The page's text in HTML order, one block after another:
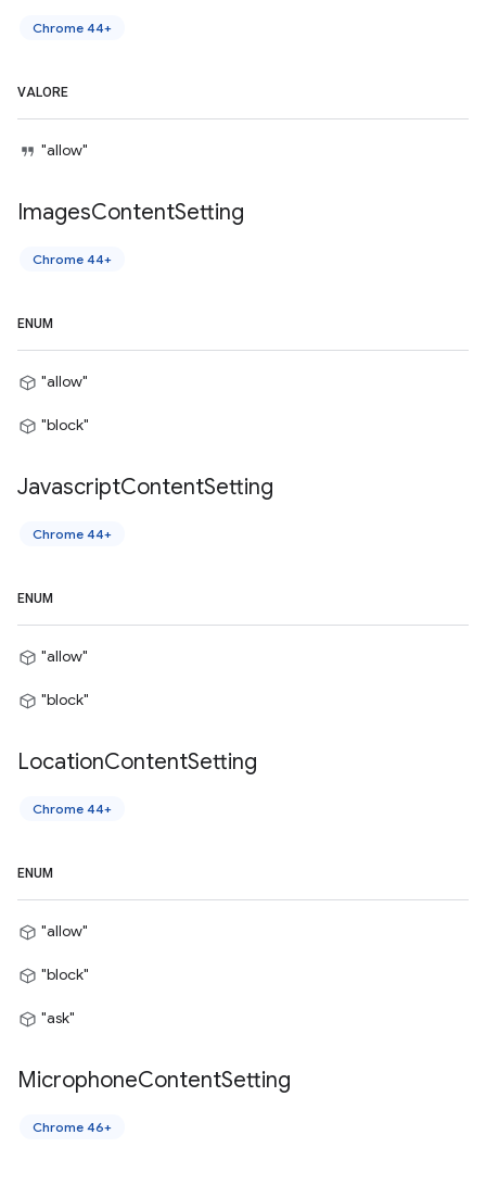
Chrome 44+
VALORE
"allow"
ImagesContentSetting
Chrome 44+
ENUM
"allow"
"block"
JavascriptContentSetting
Chrome 44+
ENUM
"allow"
"block"
LocationContentSetting
Chrome 44+
ENUM
"allow"
"block"
"ask"
MicrophoneContentSetting
Chrome 46+